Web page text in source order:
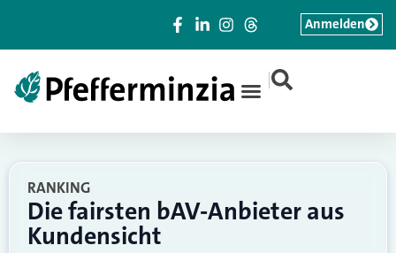
|
Anmelden
RANKING
Die fairsten bAV-Anbieter aus
Kundensicht